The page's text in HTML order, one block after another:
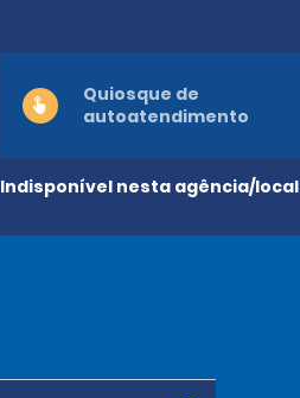
Indisponível nesta agência/local
Quiosque de
autoatendimento